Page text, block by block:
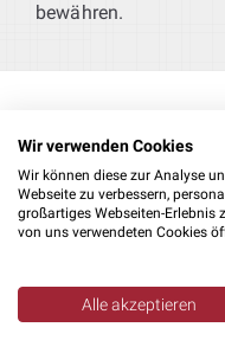
bewähren.
Konstruktion
SolidWorks:
Wir verwenden Cookies
Wir können diese zur Analyse
Webseite zu verbessern,
großartiges Webseiten-Erlebnis
von uns verwendeten Cookies
Alle akzeptieren